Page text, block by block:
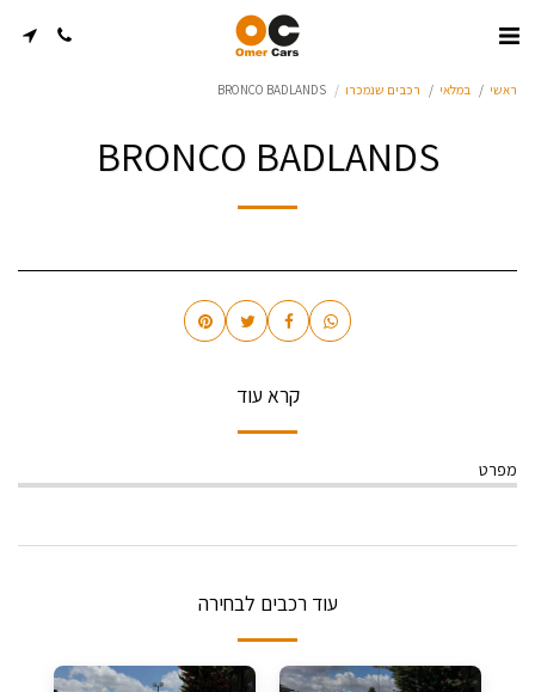
ראשי במלאי רכבים שנמכרו BRONCO BADLANDS
BRONCO BADLANDS
קרא עוד
מפרט
עוד רכבים לבחירה